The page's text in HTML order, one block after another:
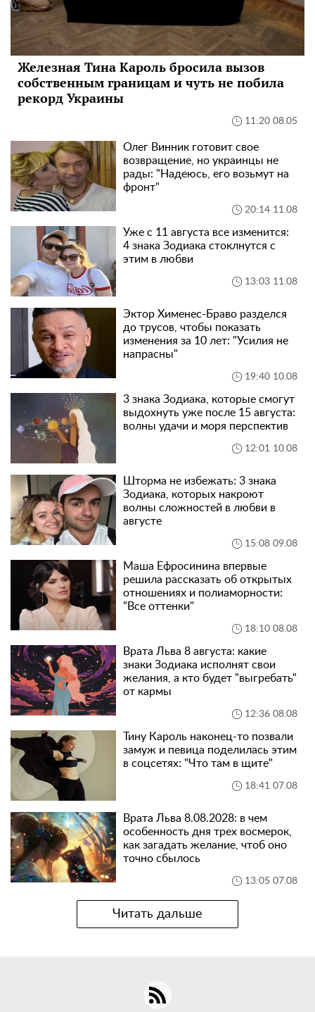
Железная Тина Кароль бросила вызов
собственным границам и чуть не побила
рекорд Украины
11:20 08.05
Олег Винник готовит свое
возвращение, но украинцы не
рады: "Надеюсь, его возьмут на
фронт"
20:14 11.08
Уже с 11 августа все изменится:
4 знака Зодиака стоклнутся с
этим в любви
13:03 11.08
Эктор Хименес-Браво разделся
до трусов, чтобы показать
изменения за 10 лет: "Усилия не
напрасны"
19:40 10.08
3 знака Зодиака, которые смогут
выдохнуть уже после 15 августа:
волны удачи и моря перспектив
12:01 10.08
Шторма не избежать: 3 знака
Зодиака, которых накроют
волны сложностей в любви в
августе
15:08 09.08
Маша Ефросинина впервые
решила рассказать об открытых
отношениях и полиаморности:
"Все оттенки"
18:10 08.08
Врата Льва 8 августа: какие
знаки Зодиака исполнят свои
желания, а кто будет "выгребать"
от кармы
12:36 08.08
Тину Кароль наконец-то позвали
замуж и певица поделилась этим
в соцсетях: "Что там в щите"
18:41 07.08
Врата Льва 8.08.2028: в чем
особенность дня трех восмерок,
как загадать желание, чтоб оно
точно сбылось
13:05 07.08
Читать дальше